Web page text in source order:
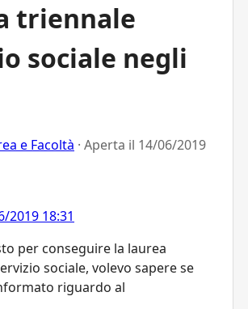
triennale
sociale negli
e Facoltà · Aperta il 14/06/2019
2019 18:31
per conseguire la laurea
sociale, volevo sapere se
riguardo al